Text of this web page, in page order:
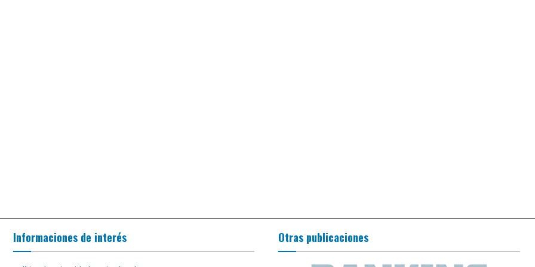
Informaciones de interés Otras publicaciones